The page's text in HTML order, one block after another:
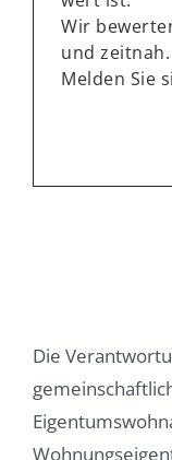
Wir
und zeitnah.
Melden Sie
Die